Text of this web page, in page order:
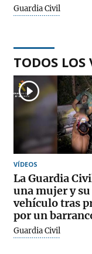
Guardia Civil
TODOS LOS
VÍDEOS
La Guardia
una mujer y
vehículo tras
por un
Guardia Civil